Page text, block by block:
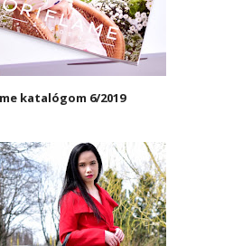
katalógom 6/2019